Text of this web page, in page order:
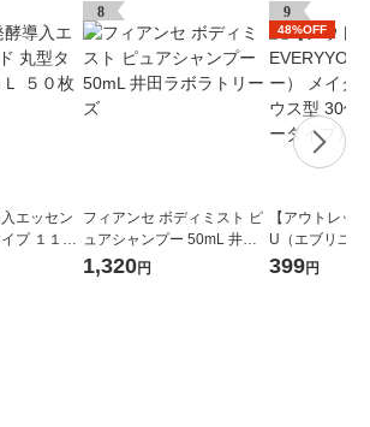
エッセン
プ １１７
計画
8
フィアンセ ボディミスト ピ
ュアシャンプー 50mL 井田
ラボラトリーズ
1,320円
9
48%OFF
【アウトレッ
U（エブリユ
ポンジ ハウス
399円